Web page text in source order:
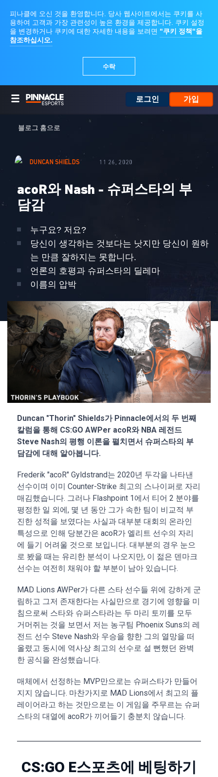
로그인 가입
블로그 홈으로
DUNCAN SHIELDS 11 26, 2020
acoR와 Nash - 슈퍼스타의 부
담감
누구요? 저요?
당신이 생각하는 것보다는 낫지만 당신이 원하
는 만큼 잘하지는 못합니다.
언론의 호평과 슈퍼스타의 딜레마
이름의 압박
Duncan "Thorin" Shields가 Pinnacle에서의 두 번째
칼럼을 통해 CS:GO AWPer acoR와 NBA 레전드
Steve Nash의 평행 이론을 펼치면서 슈퍼스타의 부
담감에 대해 알아봅니다.
Frederik "acoR" Gyldstrand는 2020년 두각을 나타낸
선수이며 이미 Counter-Strike 최고의 스나이퍼로 자리
매김했습니다. 그러나 Flashpoint 1에서 티어 2 분야를
평정한 일 외에, 몇 년 동안 그가 속한 팀이 비교적 부
진한 성적을 보였다는 사실과 대부분 대회의 온라인
특성으로 인해 당분간은 acoR가 엘리트 선수의 자리
에 들기 어려울 것으로 보입니다. 대부분의 경우 눈으
로 봤을 때는 유리한 분석이 나오지만, 이 젊은 덴마크
선수는 여전히 채워야 할 부분이 남아 있습니다.
MAD Lions AWPer가 다른 스타 선수들 위에 강하게 군
림하고 그저 존재한다는 사실만으로 경기에 영향을 미
침으로써 스타와 슈퍼스타라는 두 마리 토끼를 모두
거머쥐는 것을 보면서 저는 농구팀 Phoenix Suns의 레
전드 선수 Steve Nash와 우승을 향한 그의 열망을 떠
올렸고 동시에 역사상 최고의 선수로 설 뻔했던 완벽
한 공식을 완성했습니다.
매체에서 선정하는 MVP만으로는 슈퍼스타가 만들어
지지 않습니다. 마찬가지로 MAD Lions에서 최고의 플
레이어라고 하는 것만으로는 이 게임을 주무르는 슈퍼
스타의 대열에 acoR가 끼어들기 충분치 않습니다.
CS:GO E스포츠에 베팅하기